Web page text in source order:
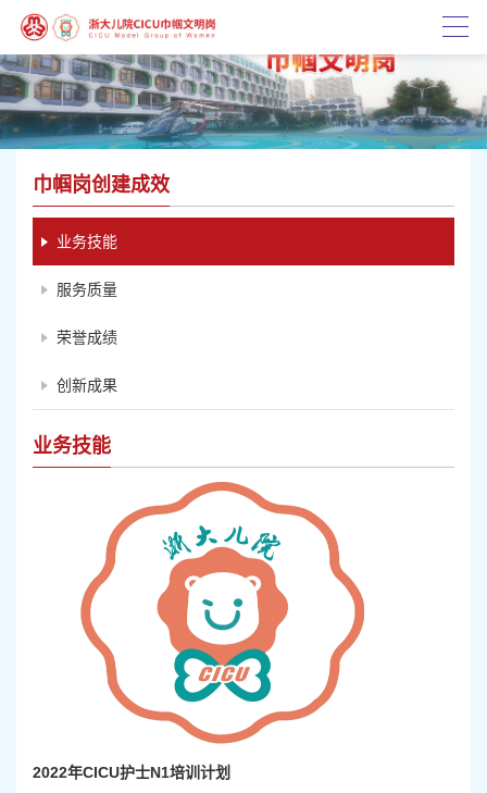
巾帼岗创建成效
业务技能
服务质量
荣誉成绩
创新成果
业务技能
2022年CICU护士N1培训计划